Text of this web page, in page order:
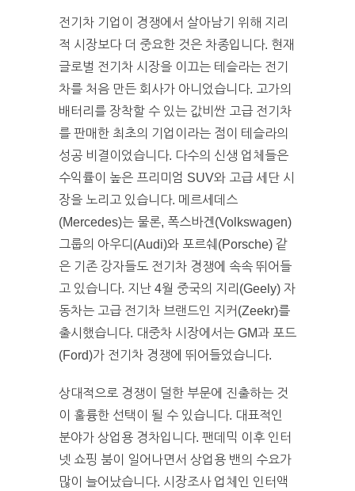
전기차 기업이 경쟁에서 살아남기 위해 지리
적 시장보다 더 중요한 것은 차종입니다. 현재
글로벌 전기차 시장을 이끄는 테슬라는 전기
차를 처음 만든 회사가 아니었습니다. 고가의
배터리를 장착할 수 있는 값비싼 고급 전기차
를 판매한 최초의 기업이라는 점이 테슬라의
성공 비결이었습니다. 다수의 신생 업체들은
수익률이 높은 프리미엄 SUV와 고급 세단 시
장을 노리고 있습니다. 메르세데스
(Mercedes)는 물론, 폭스바겐(Volkswagen)
그룹의 아우디(Audi)와 포르쉐(Porsche) 같
은 기존 강자들도 전기차 경쟁에 속속 뛰어들
고 있습니다. 지난 4월 중국의 지리(Geely) 자
동차는 고급 전기차 브랜드인 지커(Zeekr)를
출시했습니다. 대중차 시장에서는 GM과 포드
(Ford)가 전기차 경쟁에 뛰어들었습니다.
상대적으로 경쟁이 덜한 부문에 진출하는 것
이 훌륭한 선택이 될 수 있습니다. 대표적인
분야가 상업용 경차입니다. 팬데믹 이후 인터
넷 쇼핑 붐이 일어나면서 상업용 밴의 수요가
많이 늘어났습니다. 시장조사 업체인 인터액